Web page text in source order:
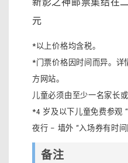
元
*以上价格均含税。
*门票价格因时间而异。详
方网站。
儿童必须由至少一名家长
*4 岁及以下儿童免费参观
夜行 – 墙外 “入场券有时间
备注